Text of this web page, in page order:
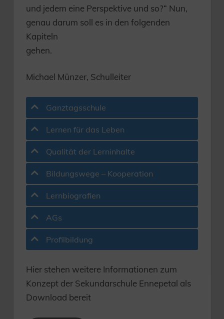
und jedem eine Perspektive und so?“ Nun,
genau darum soll es in den folgenden
Kapiteln
gehen.
Michael Münzer, Schulleiter
Ganztagsschule
Lernen für das Leben
Qualität der Lerninhalte
Bildungswege – Kooperation
Lernbiografien
AGs
Profilbildung
Hier stehen weitere Informationen zum
Konzept der Sekundarschule Ennepetal als
Download bereit